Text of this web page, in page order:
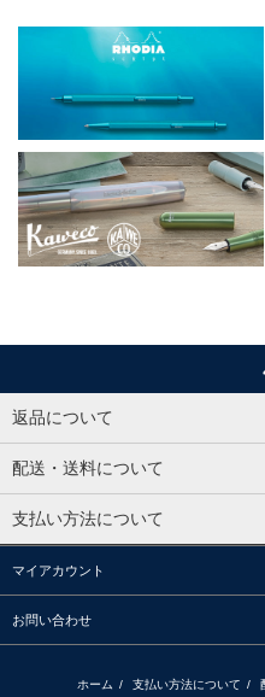
返品について
配送・送料について
支払い方法について
マイアカウント
お問い合わせ
ホーム / 支払い方法について /